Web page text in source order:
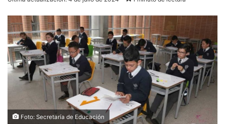
Foto: Secretaría de Educación